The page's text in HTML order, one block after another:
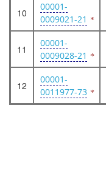
10
00001-
0009021-21
11
00001-
0009028-21
12
00001-
0011977-73